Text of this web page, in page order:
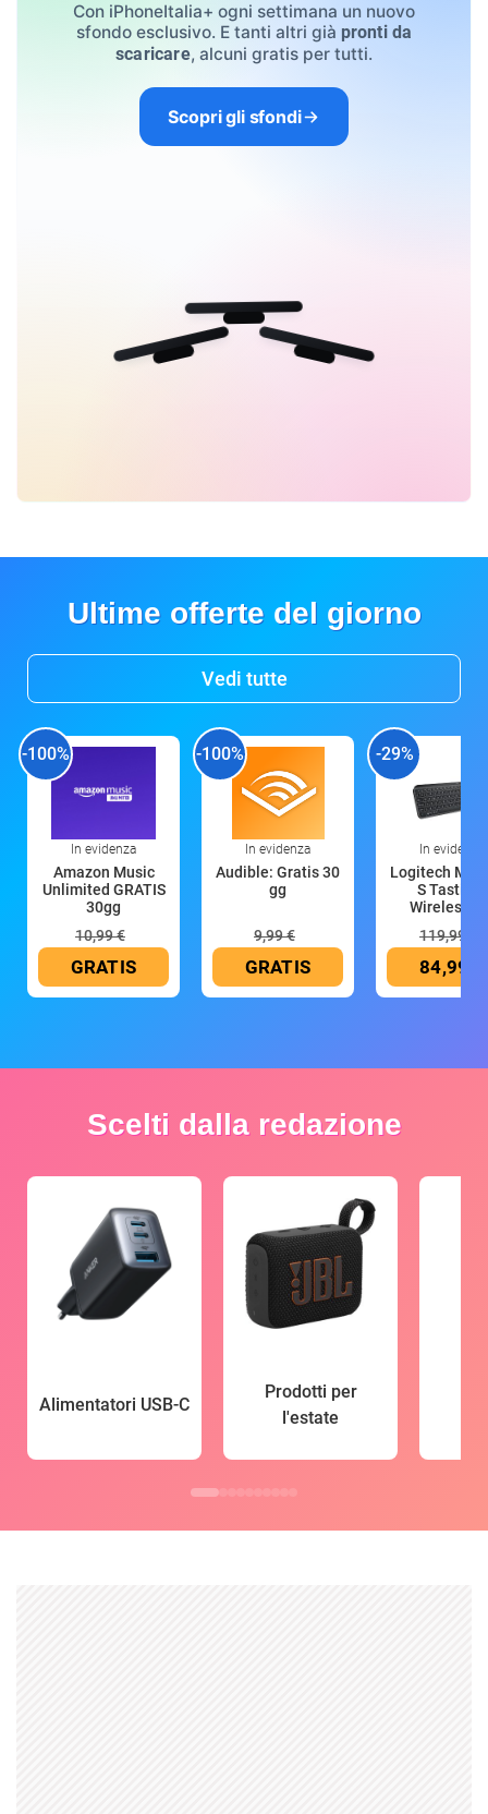
Con iPhoneItalia+ ogni settimana un nuovo
sfondo esclusivo. E tanti altri già pronti da
scaricare, alcuni gratis per tutti.
Scopri gli sfondi
Ultime offerte del giorno
Vedi tutte
-100%
In evidenza
Amazon Music
Unlimited GRATIS
30gg
10,99 €
GRATIS
-100%
In evidenza
Audible: Gratis 30
gg
9,99 €
GRATIS
-29%
In evidenza
Logitech MX
S Tastiera
Wireless
119,99 €
84,99 €
Scelti dalla redazione
Alimentatori USB-C
Prodotti per
l'estate